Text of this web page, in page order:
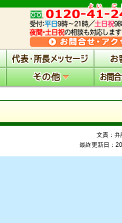
文責：弁
最終更新日：